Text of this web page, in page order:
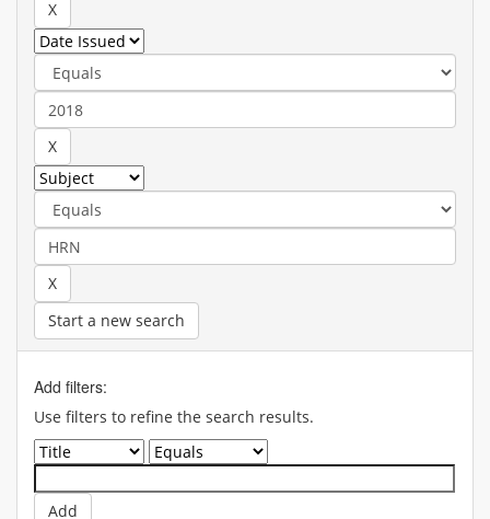
Start a new search
Add filters:
Use filters to refine the search results.